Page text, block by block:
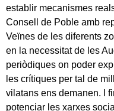
establir mecanismes
Consell de Poble amb
Veïnes de les diferents
en la necessitat de les
periòdiques on poder
les crítiques per tal de
vilatans ens demanen. I
potenciar les xarxes